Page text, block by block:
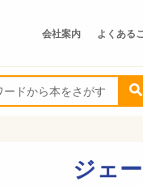
会社案内 よくある
ジェ